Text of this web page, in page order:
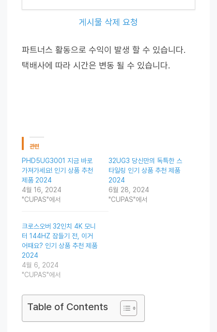
게시물 삭제 요청
파트너스 활동으로 수익이 발생 할 수 있습니다.
택배사에 따라 시간은 변동 될 수 있습니다.
관련
PHD5UG3001 지금 바로
가져가세요! 인기 상품 추천
제품 2024
4월 16, 2024
"CUPAS"에서
32UG3 당신만의 독특한 스
타일링 인기 상품 추천 제품
2024
6월 28, 2024
"CUPAS"에서
크로스오버 32인치 4K 모니
터 144HZ 잠들기 전, 이거
어때요? 인기 상품 추천 제품
2024
4월 6, 2024
"CUPAS"에서
Table of Contents